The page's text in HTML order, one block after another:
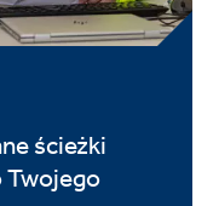
ścieżki